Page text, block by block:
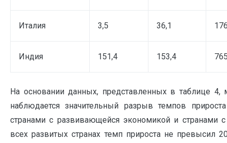
Италия 3,5 36,1
Индия 151,4 153,4
На основании данных, представленных в таблице
наблюдается значительный разрыв темпов
странами с развивающейся экономикой и странами
всех развитых странах темп прироста не превысил